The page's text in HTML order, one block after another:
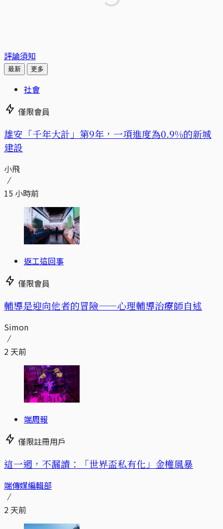
評論須知
最新 更多
社會
僅限會員
​​雄安「千年大計」第9年，一項進度為0.9%的新城
建設
小飛
15 小時前
返工這回事
僅限會員
輔導是迎向他者的冒險——心理輔導治療師自述
Simon
2 天前
端周報
僅限註冊用戶
這一週，不漏讀：「世界盃私有化」金權風暴
端傳媒編輯部
2 天前